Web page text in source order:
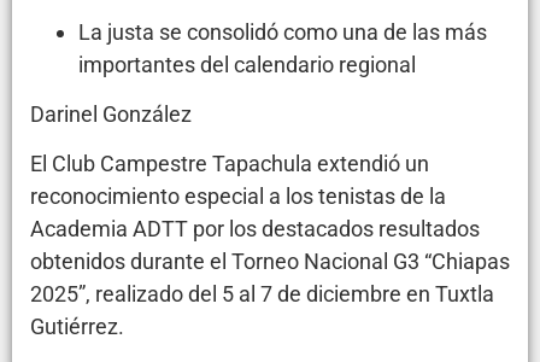
La justa se consolidó como una de las más
importantes del calendario regional
Darinel González
El Club Campestre Tapachula extendió un
reconocimiento especial a los tenistas de la
Academia ADTT por los destacados resultados
obtenidos durante el Torneo Nacional G3 “Chiapas
2025”, realizado del 5 al 7 de diciembre en Tuxtla
Gutiérrez.